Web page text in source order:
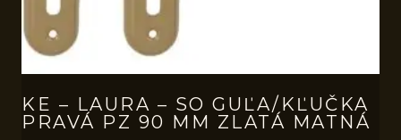
KE – LAURA – SO GUĽA/KĽUČKA
PRAVÁ PZ 90 MM ZLATÁ MATNÁ